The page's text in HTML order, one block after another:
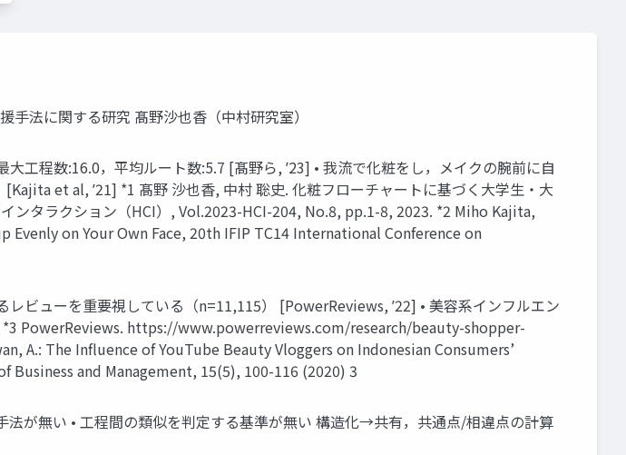
法に関する研究 髙野沙也香（中村研究室）
工程数:16.0，平均ルート数:5.7 [髙野ら, ʼ23] • 我流で化粧をし，メイクの腕前に自
et al, ʼ21] *1 髙野 沙也⾹, 中村 聡史. 化粧フローチャートに基づく⼤学⽣・⼤
ンタラクション（HCI）, Vol.2023-HCI-204, No.8, pp.1-8, 2023. *2 Miho Kajita,
on Your Own Face, 20th IFIP TC14 International Conference on
ビューを重要視している（n=11,115） [PowerReviews, ʼ22] • 美容系インフルエン
*3 PowerReviews. https://www.powerreviews.com/research/beauty-shopper-
A.: The Influence of YouTube Beauty Vloggers on Indonesian Consumers’
and Management, 15(5), 100-116 (2020) 3
が無い • 工程間の類似を判定する基準が無い 構造化→共有，共通点/相違点の計算